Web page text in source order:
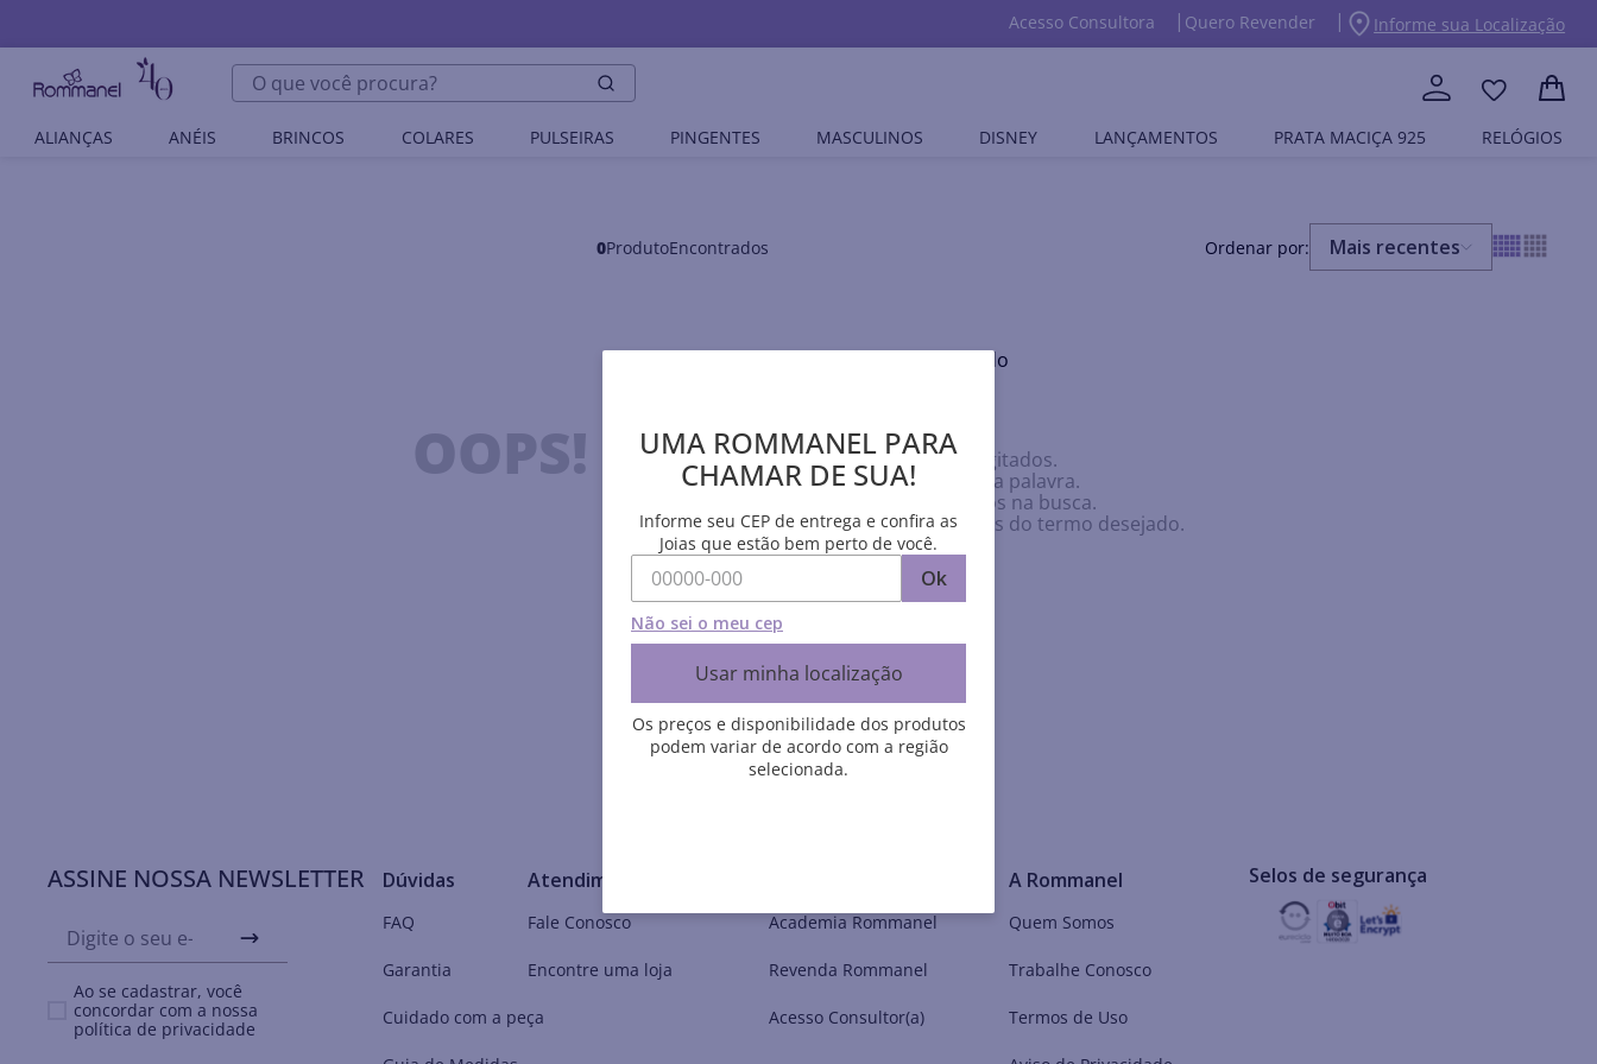
Acesso Consultora Quero Revender Informe sua Localização
O que você procura?
ALIANÇAS ANÉIS BRINCOS COLARES PULSEIRAS PINGENTES MASCULINOS DISNEY LANÇAMENTOS PRATA MACIÇA 925 RELÓGIOS
0Produto Mais recentes
OOPS!
Nenhum produto encontrado
Verifique os termos digitados.
Tente utilizar uma única palavra.
Utilize termos genéricos na busca.
Tente utilizar sinônimos do termo desejado.
ASSINE NOSSA NEWSLETTER
Ao se cadastrar, você
concordar com a nossa
política de privacidade
Dúvidas
FAQ
Garantia
Cuidado com a peça
Atendimento
Fale Conosco
Encontre uma loja
Academia Rommanel
Revenda Rommanel
Acesso Consultor(a)
A Rommanel
Quem Somos
Trabalhe Conosco
Termos de Uso
Selos de segurança
UMA ROMMANEL PARA
CHAMAR DE SUA!
Informe seu CEP de entrega e confira as
Joias que estão bem perto de você.
Ok
Não sei o meu cep
Usar minha localização
Os preços e disponibilidade dos produtos
podem variar de acordo com a região
selecionada.